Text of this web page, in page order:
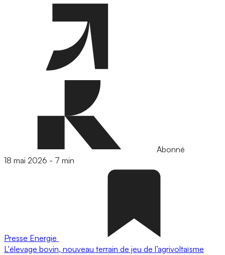
Abonné
18 mai 2026 - 7 min
Presse Energie
L'élevage bovin, nouveau terrain de jeu de l’agrivoltaïsme